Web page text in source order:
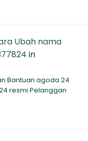
Ubah nama
in
Bantuan agoda 24
resmi Pelanggan